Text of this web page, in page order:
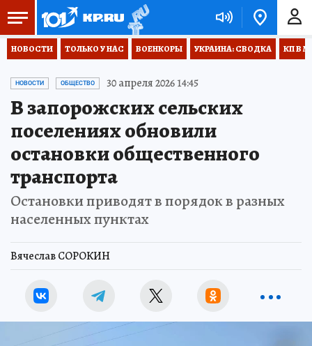
НОВОСТИ ТОЛЬКО У НАС ВОЕНКОРЫ УКРАИНА: СВОДКА КП В
НОВОСТИ ОБЩЕСТВО 30 апреля 2026 14:45
В запорожских сельских
поселениях обновили
остановки общественного
транспорта
Остановки приводят в порядок в разных
населенных пунктах
Вячеслав СОРОКИН